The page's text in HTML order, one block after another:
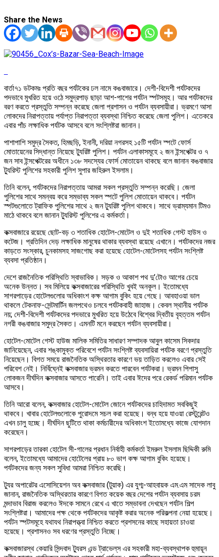
Share the News
বার্তা৭১ ডটকমঃ প্রতি বছর পর্যটকের ঢল নামে কঙবাজারে। দেশী-বিদেশী পর্যটকদের
পদভাবে মুখরিত হয়ে ওঠে সমুদ্রপাড় ছাড়া আশ-পাশের পর্যটন স্পটসমূহ। আর পর্যটকদের
বরণ করতে প্রস্তুতি সম্পন্ন করেছে জেলা প্রশাসন ও পর্যটন ব্যবসায়ীরা। ভ্রমণে আসা
লোকদের নিরাপত্তায় পর্যাপ্ত নিরাপত্তা ব্যবস্থা নিশ্চিত করেছে জেলা পুলিশ। এতেকরে
এবার পাঁচ লক্ষাধিক পর্যটক আসবে বলে সংশ্লিষ্টরা জানান।
পাশাপাশি সমুদ্র সৈকত, হিমছড়ি, ইনানী, দরিয়া নগরসহ ১৫টি পর্যটন স্পটে ফোর্স
মোতায়েনের সিদ্ধান্ত নিয়েছে ট্যুরিষ্ট পুলিশ। পর্যটন এলাকাসমূহে ২ জন ইন্সপেক্টর ও ৭
জন সাব ইন্সপেক্টরের অধীনে ১৩৮ সদস্যের ফোর্স মোতায়েন থাকছে বলে জানান কঙবাজার
ট্যুরিস্ট পুলিশের সহকারী পুলিশ সুপার জহিরুল ইসলাম।
তিনি বলেন, পর্যটকদের নিরাপত্তায় আমরা সকল প্রস্তুতি সম্পন্ন করেছি। জেলা
পুলিশের সাথে সমন্বয় করে সম্ভাব্য সকল স্পটে পুলিশ মোতায়েন থাকবে। পর্যটন
স্পটগুলোতে ট্রাফিক পুলিশের সাথে ২ জন ট্যুরিষ্ট পুলিশ থাকবে। সাথে ভ্রাম্যমান টিমও
মাঠে থাকবে বলে জানান ট্যুরিস্ট পুলিশের এ কর্মকর্তা।
কক্সবাজারে রয়েছে ছোট-বড় ৩ শতাধিক হোটেল-মোটেল ও দুই শতাধিক গেস্ট হাউস ও
কটেজ। প্রতিদিন দেড় লক্ষাধিক মানুষের থাকার ব্যবস্থা রয়েছে এখানে। পর্যটকদের নজর
কাড়তে সংস্কার, চুনকামসহ সাজগোছ করা হয়েছে হোটেল-মোটেলসহ পর্যটন সংশ্লিষ্ট
ব্যবসা প্রতিষ্ঠান।
দেশে রাজনৈতিক পরিস্থিতি স্বাভাবিক। সড়ক ও আকাশ পথ দু’টোও আগের চেয়ে
অনেক উন্নত। সব মিলিয়ে কক্সবাজারের পরিস্থিতি খুবই অনকূল। ইতোমধ্যে
সাগরপাড়ের হোটেলগুলোর অধিকাংশ কক্ষ আগাম বুকিং হয়ে গেছে। আবহাওয়া ভাল
থাকলে টেকনাফ-সেন্টমার্টিন জলপথেও চলবে পর্যটকবাহী জাহাজ। কেবল স্থানীয় পর্যটক
নয়; দেশী-বিদেশী পর্যটকদের পদভারে মুখরিত হয়ে উঠেবে বিশ্বের দ্বিতীয় বৃহত্তম পর্যটন
নগরী কঙবাজার সমুদ্র সৈকত। এমনটি মনে করছেন পর্যটন ব্যবসায়ীরা।
হোটেল-মোটেল গেস্ট হাউজ মালিক সমিতির সাধারণ সম্পাদক আবুল কাসেম সিকদার
জানিয়েছেন, এবার শঙ্কামুক্ত পরিবেশে পর্যটন সংশ্লিষ্ট ব্যবসায়িরা পর্যটক বরণে প্রস্তুতি
নিয়েছেন। বিগত সময়ে রাজনৈতিক অস্থিরতার কারণে ভয় তাড়িত করলেও এবার সেই
পরিবেশ নেই। নির্বিঘ্নেই কক্সবাজার ভ্রমন করতে পারবেন পর্যটকরা। ভ্রমন পিপাসু
লোকজন দীর্ঘদিন কক্সবাজার আসতে পারেনি। তাই এবার ঈদের পরে রেকর্ড পরিমান পর্যটক
আসবে।
তিনি আরো বলেন, কক্সবাজার হোটেল-মোটেল জোনে পর্যটকদের চাহিদামত সবকিছুই
থাকবে। খাবার হোটেলগুলোকে পুরোদমে সচল করা হয়েছে। বন্ধ হয়ে যাওয়া রেস্টুরেন্টও
এখন চালু হচ্ছে। দীর্ঘদিন ছুটিতে থাকা কর্মচারীদের অধিকাংশ ইতোমধ্যে কাজে যোগদান
করেছেন।
সাগরপাড়ের তারকা হোটেল সী-গালের প্রধান নির্বাহী কর্মকর্তা ইমরুল ইসলাম ছিদ্দিকী রুমি
বলেন, ইতোমধ্যে আমাদের হোটেলের প্রায় ৮০ ভাগ কক্ষ আগাম বুকিং হয়েছে।
পর্যটকদের জন্য সকল সুবিধা আমরা নিশ্চিত করেছি।
ট্যুর অপারেটর এসোসিয়েশন অব কক্সবাজার (টুয়াক) এর যুগ্ম-আহবায়ক এম.এম সাদেক লাবু
জানান, রাজনৈতিক অস্থিরতার কারণে বিগত কয়েক বছর দেশের পর্যটন ব্যবসায় চরম
মন্দাভাব বিরাজ করলেও ঈদকে সামনে রেখে এ খাতে সম্ভাবনা দেখছেন পর্যটন শিল্প
সংশ্লিষ্টরা। আমাদের পক্ষ থেকে পর্যটকদের আকৃষ্ট করার অনেক পরিকল্পনা নেয়া হয়েছে।
পর্যটন স্পটসমূহে যথাযথ নিরাপত্ত্‌বা নিশ্চিত করতে প্রশসনের কাছে সহায়তা চাওয়া
হয়েছে। প্রশাসনও সব ধরণের প্রস্তুতি নিচ্ছে।
কক্সবাজারস্থ কেয়ারি সিন্দবাদ ট্যুরস এন্ড ট্রাভেল্‌স এর সহকারী মহা-ব্যবস্থাপক হুমায়ূন